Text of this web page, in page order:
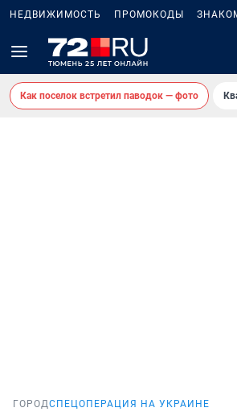
НЕДВИЖИМОСТЬ ПРОМОКОДЫ
Как поселок встретил паводок — фото
ГОРОДСПЕЦОПЕРАЦИЯ НА УКРАИНЕ